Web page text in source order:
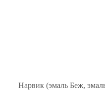
Нарвик (эмаль Беж,